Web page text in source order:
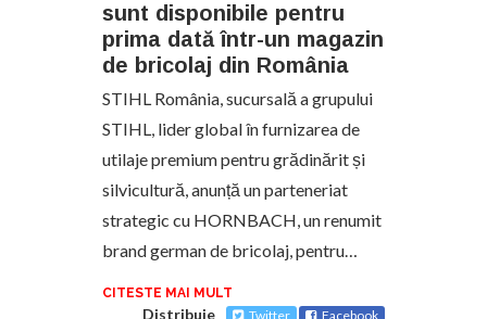
sunt disponibile pentru
prima dată într-un magazin
de bricolaj din România
STIHL România, sucursală a grupului
STIHL, lider global în furnizarea de
utilaje premium pentru grădinărit și
silvicultură, anunță un parteneriat
strategic cu HORNBACH, un renumit
brand german de bricolaj, pentru…
CITESTE MAI MULT
Distribuie Twitter Facebook